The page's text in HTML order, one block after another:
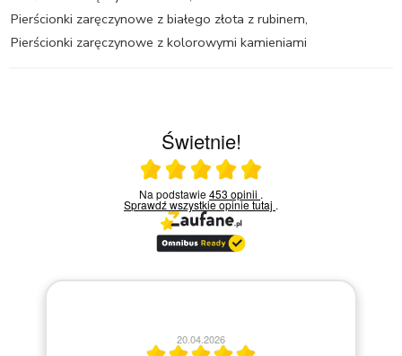
Pierścionki zaręczynowe z białego złota z rubinem,
Pierścionki zaręczynowe z kolorowymi kamieniami
Świetnie!
Ocena średnia 5 na 5
Na podstawie453 opinii .
Sprawdź wszystkie opinietutaj .